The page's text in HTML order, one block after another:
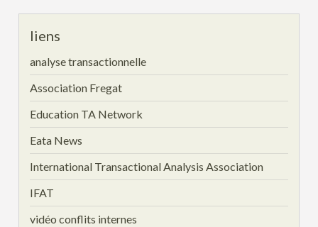
liens
analyse transactionnelle
Association Fregat
Education TA Network
Eata News
International Transactional Analysis Association
IFAT
vidéo conflits internes